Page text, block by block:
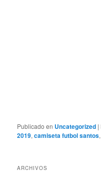
Publicado en Uncategorized |
2019,camiseta futbol santos
ARCHIVOS